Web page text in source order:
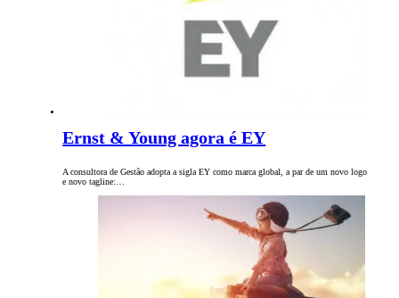
Ernst & Young agora é EY
A consultora de Gestão adopta a sigla EY como marca global, a par de um novo logo
e novo tagline:…